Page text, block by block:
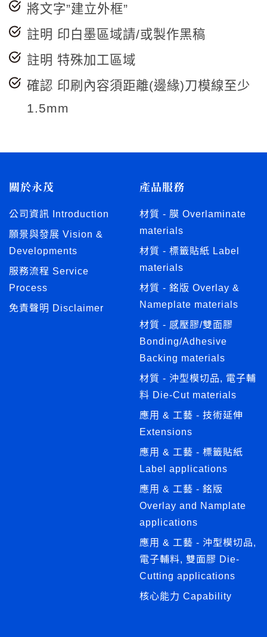
將文字”建立外框”
註明 印白墨區域請/或製作黑稿
註明 特殊加工區域
確認 印刷內容須距離(邊緣)刀模線至少
1.5mm
關於永茂
公司資訊 Introduction
願景與發展 Vision &
Developments
服務流程 Service
Process
免責聲明 Disclaimer
產品服務
材質 - 膜 Overlaminate
materials
材質 - 標籤貼紙 Label
materials
材質 - 銘版 Overlay &
Nameplate materials
材質 - 感壓膠/雙面膠
Bonding/Adhesive
Backing materials
材質 - 沖型模切品, 電子輔
料 Die-Cut materials
應用 & 工藝 - 技術延伸
Extensions
應用 & 工藝 - 標籤貼紙
Label applications
應用 & 工藝 - 銘版
Overlay and Namplate
applications
應用 & 工藝 - 沖型模切品,
電子輔料, 雙面膠 Die-
Cutting applications
核心能力 Capability